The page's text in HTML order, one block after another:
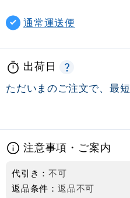
通常運送便
出荷日
ただいまのご注文で、最短
注意事項・ご案内
代引き：不可
返品条件： 返品不可